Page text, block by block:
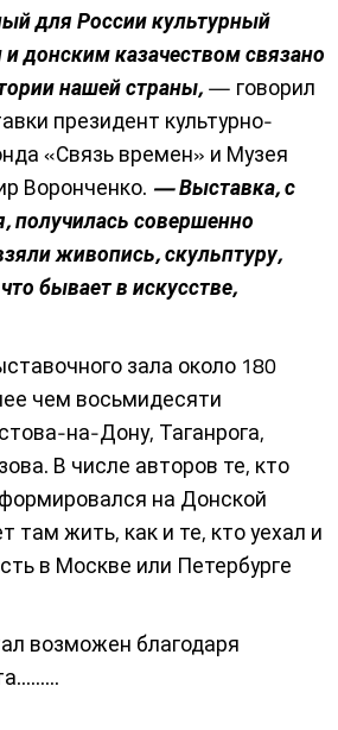
для России культурный
донским казачеством связано
нашей страны,— говорил
президент культурно-
«Связь времен» и Музея
Воронченко. — Выставка, с
получилась совершенно
живопись, скульптуру,
бывает в искусстве,
зала около 180
чем восьмидесяти
на-Дону, Таганрога,
В числе авторов те, кто
на Донской
там жить, как и те, кто уехал и
в Москве или Петербурге
возможен благодаря